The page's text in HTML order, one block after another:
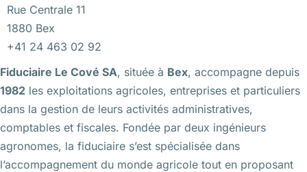
Rue Centrale 11
1880 Bex
+41 24 463 02 92
Fiduciaire Le Cové SA, située à Bex, accompagne depuis
1982 les exploitations agricoles, entreprises et particuliers
dans la gestion de leurs activités administratives,
comptables et fiscales. Fondée par deux ingénieurs
agronomes, la fiduciaire s’est spécialisée dans
l’accompagnement du monde agricole tout en proposant